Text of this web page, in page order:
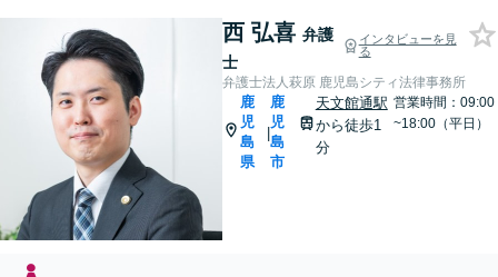
西 弘喜 弁護
士
インタビューを見
る
弁護士法人萩原 鹿児島シティ法律事務所
鹿
児
島
県
|
鹿
児
島
市
天文館通駅
から徒歩1
分
営業時間：09:00
~18:00（平日）